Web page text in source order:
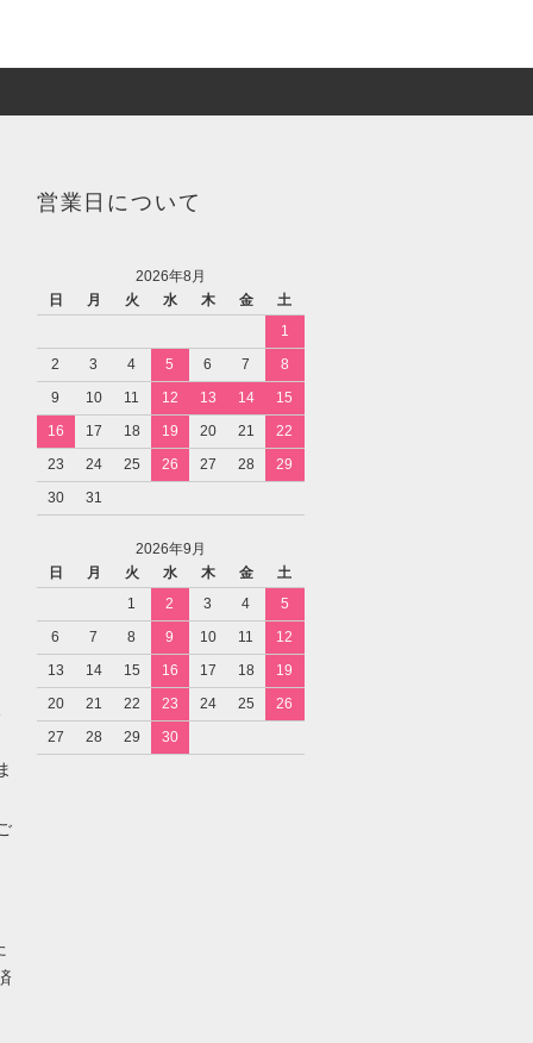
営業日について
2026年8月
日
月 火 水 木 金
土
1
2
3 4 5 6 7
8
9
10 11 12 13 14
15
16
17 18 19 20 21
22
23
24 25 26 27 28
29
30
31
2026年9月
日
月 火 水 木 金
土
1
2 3 4
5
6
7 8 9 10 11
12
13
14 15 16 17 18
19
20
21 22 23 24 25
26
27
28 29 30